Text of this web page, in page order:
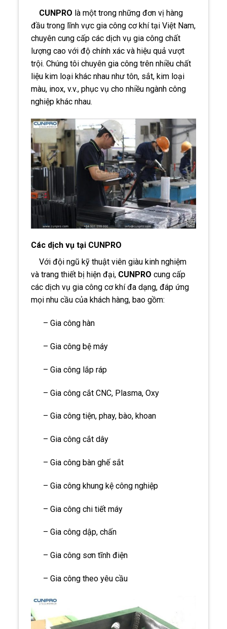
CUNPRO là một trong những đơn vị hàng
đầu trong lĩnh vực gia công cơ khí tại Việt Nam,
chuyên cung cấp các dịch vụ gia công chất
lượng cao với độ chính xác và hiệu quả vượt
trội. Chúng tôi chuyên gia công trên nhiều chất
liệu kim loại khác nhau như tôn, sắt, kim loại
màu, inox, v.v., phục vụ cho nhiều ngành công
nghiệp khác nhau.
Các dịch vụ tại CUNPRO
Với đội ngũ kỹ thuật viên giàu kinh nghiệm
và trang thiết bị hiện đại, CUNPRO cung cấp
các dịch vụ gia công cơ khí đa dạng, đáp ứng
mọi nhu cầu của khách hàng, bao gồm:
– Gia công hàn
– Gia công bệ máy
– Gia công lắp ráp
– Gia công cắt CNC, Plasma, Oxy
– Gia công tiện, phay, bào, khoan
– Gia công cắt dây
– Gia công bàn ghế sắt
– Gia công khung kệ công nghiệp
– Gia công chi tiết máy
– Gia công dập, chấn
– Gia công sơn tĩnh điện
– Gia công theo yêu cầu